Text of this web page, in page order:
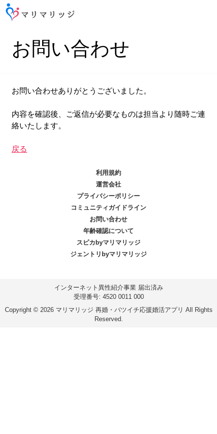
お問い合わせ
お問い合わせありがとうございました。
内容を確認後、ご返信が必要なものは担当より随時ご連
絡いたします。
戻る
利用規約
運営会社
プライバシーポリシー
コミュニティガイドライン
お問い合わせ
年齢確認について
スピカbyマリマリッジ
ジェントリbyマリマリッジ
インターネット異性紹介事業 届出済み
受理番号: 4520 0011 000
Copyright © 2026 マリマリッジ 再婚・バツイチ応援婚活アプリ All Rights
Reserved.